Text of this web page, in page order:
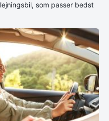
som passer bedst